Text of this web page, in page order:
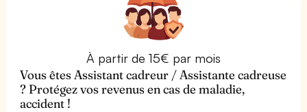
À partir de 15€ par mois
Vous êtes Assistant cadreur / Assistante cadreuse
? Protégez vos revenus en cas de maladie,
accident !